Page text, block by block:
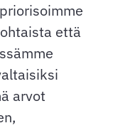
että
arvot